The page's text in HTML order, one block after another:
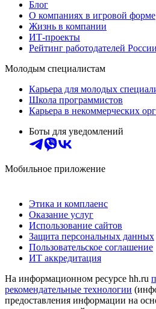
Блог
О компаниях в игровой форме
Жизнь в компании
ИТ-проекты
Рейтинг работодателей России
Молодым специалистам
Карьера для молодых
Школа программистов
Карьера в некоммерческих
Боты для уведомлений
Мобильное приложение
Этика и комплаенс
Оказание услуг
Использование сайтов
Защита персональных данных
Пользовательское соглашение
ИТ аккредитация
На информационном ресурсе hh.ru
рекомендательные технологии
предоставления информации на